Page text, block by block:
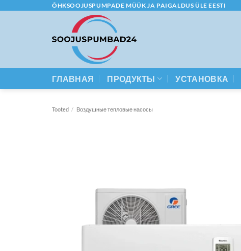
ÕHKSOOJUSPUMPADE MÜÜK JA PAIGALDUS ÜLE EESTI
ГЛАВНАЯ ПРОДУКТЫ УСТАНОВКА
Tooted / Воздушные тепловые насосы